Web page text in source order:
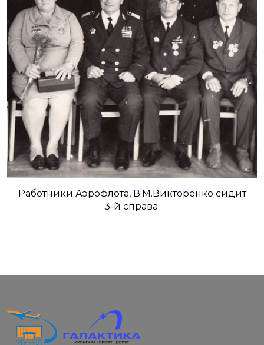
Работники Аэрофлота, В.М.Викторенко сидит
3-й справа.